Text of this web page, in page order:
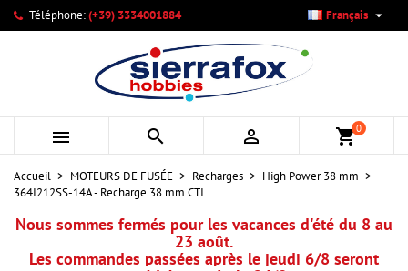
Téléphone:(+39) 3334001884 Français 
   shopping_cart0
Accueil MOTEURS DE FUSÉE Recharges
High Power 38 mm
364I212SS-14A - Recharge 38 mm CTI
Nous sommes fermés pour les vacances d'été du 8 au
23 août.
Les commandes passées après le jeudi 6/8 seront
Mes listes d'envies ×
Créer une nouvelle liste
Créer une liste d'envies ×
Nom de la liste d'envies
Annuler Créer une liste d'envies
Connexion ×
Vous devez être connecté pour ajouter des produits à votre
liste d'envies.
Annuler Connexion